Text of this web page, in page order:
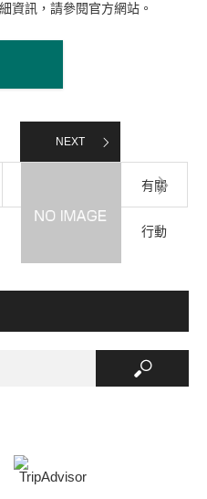
資訊，請參閱官方網站。
NEXT
有關
行動
的注